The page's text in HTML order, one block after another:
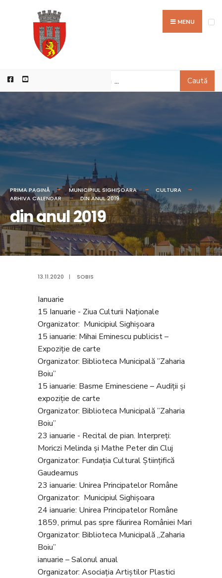
MENU
Caută
PRIMA PAGINĂ MUNICIPIUL SIGHIȘOARA
CULTURA
ARHIVA CALENDAR
DIN ANUL 2019
din anul 2019
13.11.2020 | SOBIS
Ianuarie
15 Ianuarie - Ziua Culturii Naționale
Organizator: Municipiul Sighișoara
15 ianuarie: Mihai Eminescu publicist –
Expoziție de carte
Organizator: Biblioteca Municipală ”Zaharia
Boiu”
15 ianuarie: Basme Eminesciene – Audiții și
expoziție de carte
Organizator: Biblioteca Municipală ”Zaharia
Boiu”
23 ianuarie - Recital de pian. Interpreți:
Moriczi Melinda și Mathe Peter din Cluj
Organizator: Fundația Cultural Științifică
Gaudeamus
23 ianuarie: Unirea Principatelor Române
Organizator: Municipiul Sighișoara
24 ianuarie: Unirea Principatelor Române
1859, primul pas spre făurirea României Mari
Organizator: Biblioteca Municipală ,,Zaharia
Boiu”
ianuarie – Salonul anual
Organizator: Asociația Artiștilor Plastici